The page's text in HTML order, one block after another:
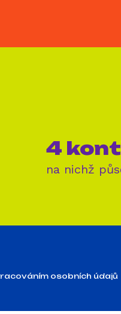
4
na nichž
osobních údajů